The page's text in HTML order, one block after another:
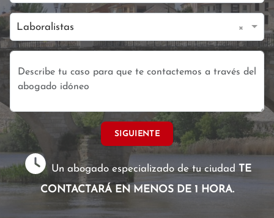
Laboralistas ×
SIGUIENTE
Un abogado especializado de tu ciudad TE
CONTACTARÁ EN MENOS DE 1 HORA.